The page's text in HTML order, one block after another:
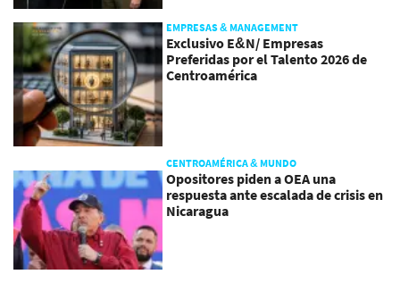
EMPRESAS & MANAGEMENT
Exclusivo E&N/ Empresas
Preferidas por el Talento 2026 de
Centroamérica
CENTROAMÉRICA & MUNDO
Opositores piden a OEA una
respuesta ante escalada de crisis en
Nicaragua